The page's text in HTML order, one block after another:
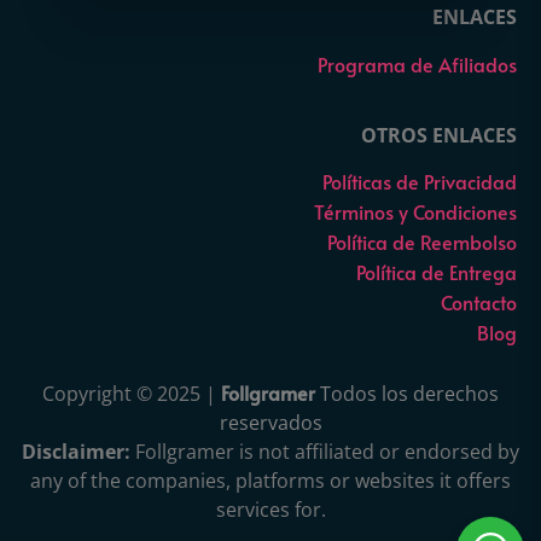
ENLACES
Programa de Afiliados
OTROS ENLACES
Políticas de Privacidad
Términos y Condiciones
Política de Reembolso
Política de Entrega
Contacto
Blog
Copyright © 2025 | FollgramerTodos los derechos
reservados
Disclaimer: Follgramer is not affiliated or endorsed by
any of the companies, platforms or websites it offers
services for.